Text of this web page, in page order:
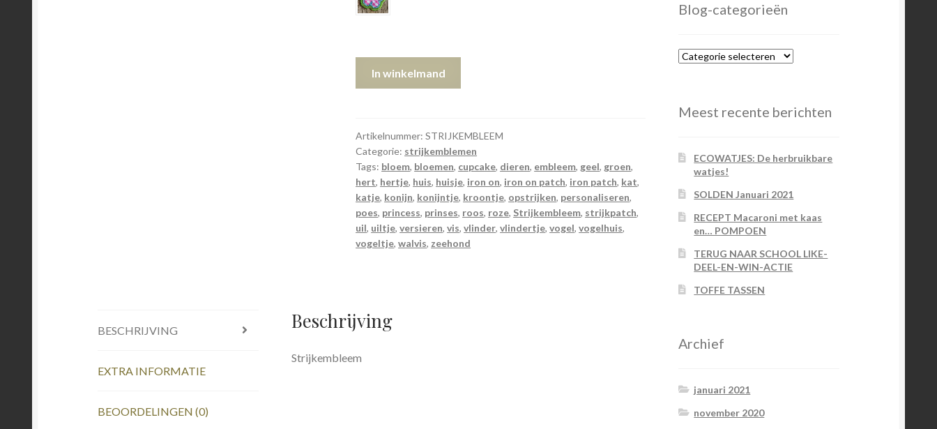
In winkelmand
Artikelnummer:STRIJKEMBLEEM
Categorie: strijkemblemen
Tags: bloem, bloemen, cupcake, dieren, embleem, geel, groen,
hert, hertje, huis, huisje, iron on, iron on patch, iron patch, kat,
katje, konijn, konijntje, kroontje, opstrijken, personaliseren,
poes, princess, prinses, roos, roze, Strijkembleem, strijkpatch,
uil, uiltje,versieren,vis,vlinder,vlindertje,vogel,vogelhuis,
vogeltje,walvis, zeehond
BESCHRIJVING
EXTRA INFORMATIE
BEOORDELINGEN (0)
Beschrijving
Strijkembleem
Blog-categorieën
Blog-
Meest recente berichten
ECOWATJES: De herbruikbare
watjes!
SOLDEN Januari 2021
RECEPT Macaroni met kaas
en… POMPOEN
TERUG NAAR SCHOOL LIKE-
DEEL-EN-WIN-ACTIE
TOFFE TASSEN
Archief
januari 2021
november 2020